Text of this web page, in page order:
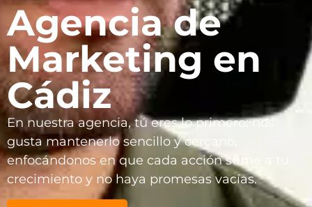
Agencia de
Marketing en
Cádiz
En nuestra agencia, tú eres lo primero: nos
gusta mantenerlo sencillo y cercano,
enfocándonos en que cada acción sume a tu
crecimiento y no haya promesas vacías.